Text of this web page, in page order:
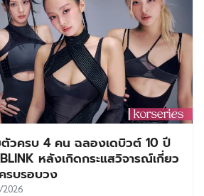
ตัวครบ 4 คน ฉลองเดบิวต์ 10 ปี
หลังเกิดกระแสวิจารณ์เกี่ยว
รบรอบวง